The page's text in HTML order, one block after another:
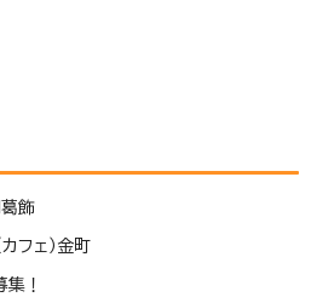
飾
カフェ）金町
！